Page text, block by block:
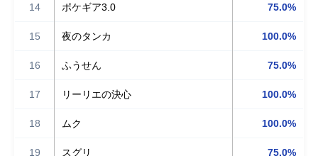
14 ポケギア3.0 75.0%
15 夜のタンカ 100.0%
16 ふうせん 75.0%
17 リーリエの決心 100.0%
18 ムク 100.0%
19 スグリ 75.0%